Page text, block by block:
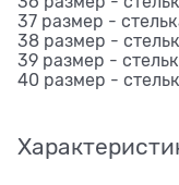
37 размер -
38 размер -
39 размер -
40 размер -